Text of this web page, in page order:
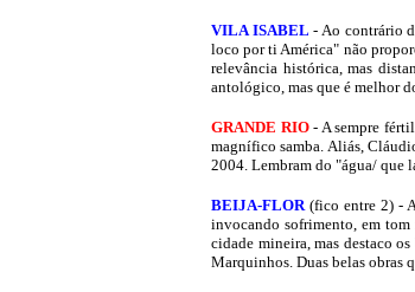
VILA ISABEL - Ao contrário
loco por ti América" não
relevância histórica, mas
antológico, mas que é melhor
GRANDE RIO- A sempre
magnífico samba. Aliás,
2004. Lembram do "água/ que
BEIJA-FLOR(fico entre 2) - A
invocando sofrimento, em tom
cidade mineira, mas destaco
Marquinhos. Duas belas obras